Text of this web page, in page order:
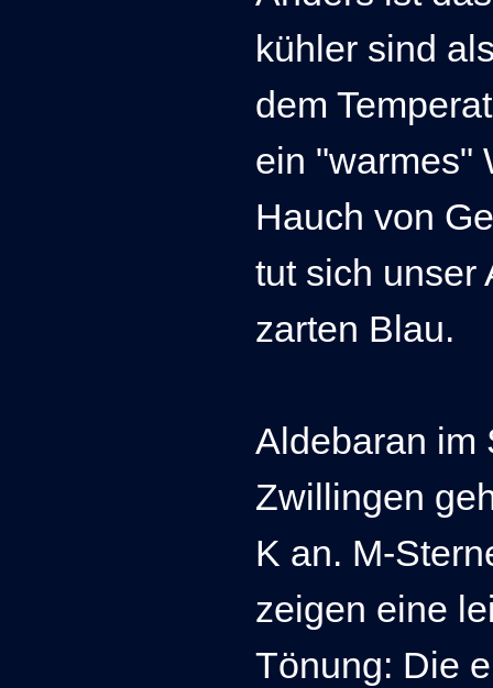
kühler sind
dem
ein "warmes"
Hauch von
tut sich unser
zarten Blau.
Aldebaran im
Zwillingen
K an. M-
zeigen eine
Tönung: Die